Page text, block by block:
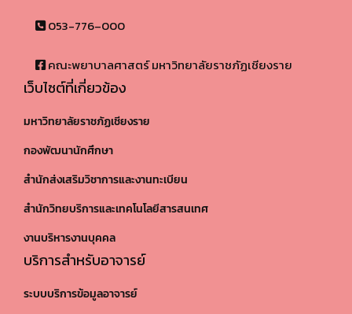
053-776–000
คณะพยาบาลศาสตร์ มหาวิทยาลัยราชภัฏเชียงราย
เว็บไซต์ที่เกี่ยวข้อง
มหาวิทยาลัยราชภัฏเชียงราย
กองพัฒนานักศึกษา
สำนักส่งเสริมวิชาการและงานทะเบียน
สำนักวิทยบริการและเทคโนโลยีสารสนเทศ
งานบริหารงานบุคคล
บริการสำหรับอาจารย์
ระบบบริการข้อมูลอาจารย์